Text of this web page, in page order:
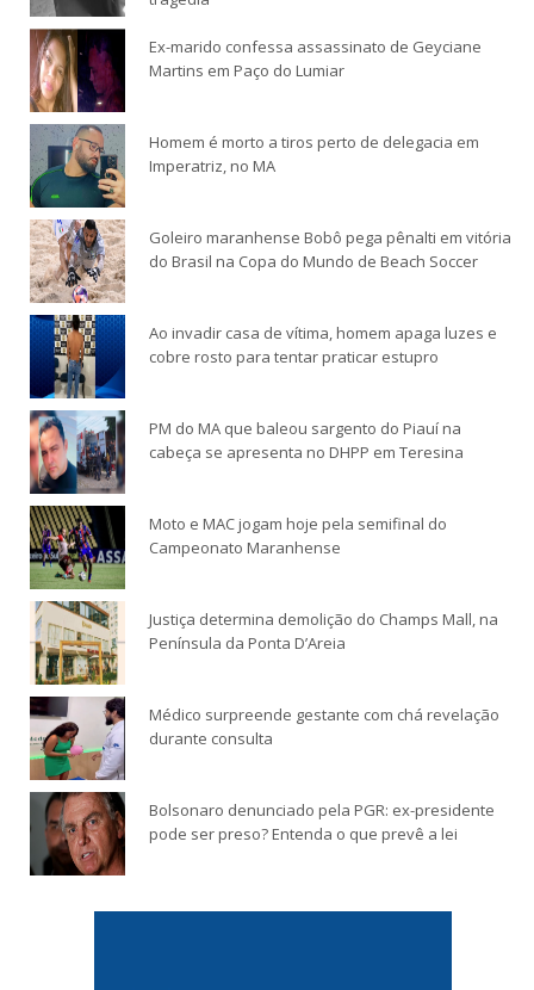
Ex-marido confessa assassinato de Geyciane
Martins em Paço do Lumiar
Homem é morto a tiros perto de delegacia em
Imperatriz, no MA
Goleiro maranhense Bobô pega pênalti em vitória
do Brasil na Copa do Mundo de Beach Soccer
Ao invadir casa de vítima, homem apaga luzes e
cobre rosto para tentar praticar estupro
PM do MA que baleou sargento do Piauí na
cabeça se apresenta no DHPP em Teresina
Moto e MAC jogam hoje pela semifinal do
Campeonato Maranhense
Justiça determina demolição do Champs Mall, na
Península da Ponta D’Areia
Médico surpreende gestante com chá revelação
durante consulta
Bolsonaro denunciado pela PGR: ex-presidente
pode ser preso? Entenda o que prevê a lei